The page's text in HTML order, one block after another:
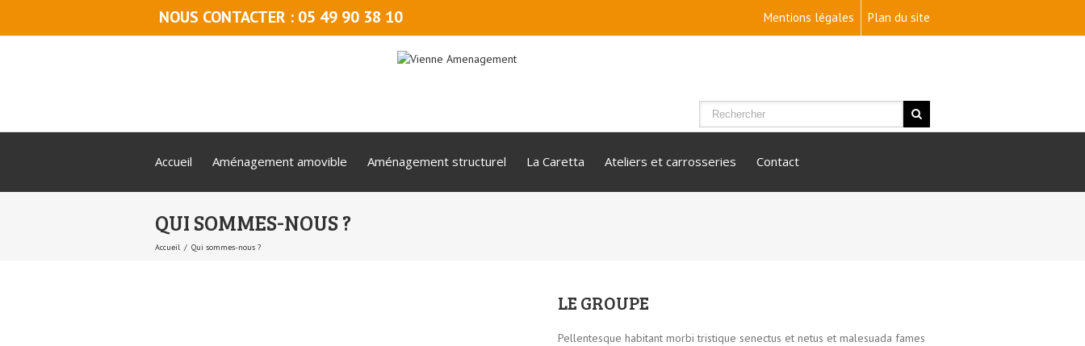
NOUS CONTACTER : 05 49 90 38 10 Mentions légales Plan du site
Accueil Aménagement amovible Aménagement structurel La Caretta Ateliers et carrosseries Contact
QUI SOMMES-NOUS ?
Accueil Qui sommes-nous ?
LE GROUPE
Pellentesque habitant morbi tristique senectus et netus et malesuada fames